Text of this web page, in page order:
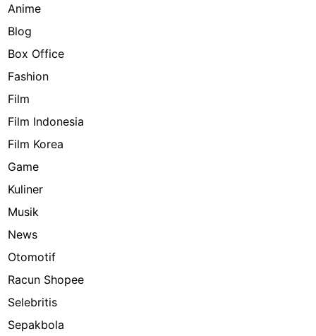
Anime
Blog
Box Office
Fashion
Film
Film Indonesia
Film Korea
Game
Kuliner
Musik
News
Otomotif
Racun Shopee
Selebritis
Sepakbola